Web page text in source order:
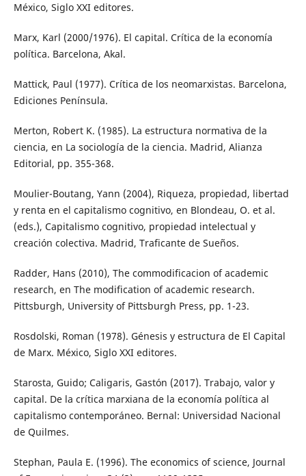
México, Siglo XXI editores.
Marx, Karl (2000/1976). El capital. Crítica de la economía
política. Barcelona, Akal.
Mattick, Paul (1977). Crítica de los neomarxistas. Barcelona,
Ediciones Península.
Merton, Robert K. (1985). La estructura normativa de la
ciencia, en La sociología de la ciencia. Madrid, Alianza
Editorial, pp. 355-368.
Moulier-Boutang, Yann (2004), Riqueza, propiedad, libertad
y renta en el capitalismo cognitivo, en Blondeau, O. et al.
(eds.), Capitalismo cognitivo, propiedad intelectual y
creación colectiva. Madrid, Traficante de Sueños.
Radder, Hans (2010), The commodificacion of academic
research, en The modification of academic research.
Pittsburgh, University of Pittsburgh Press, pp. 1-23.
Rosdolski, Roman (1978). Génesis y estructura de El Capital
de Marx. México, Siglo XXI editores.
Starosta, Guido; Caligaris, Gastón (2017). Trabajo, valor y
capital. De la crítica marxiana de la economía política al
capitalismo contemporáneo. Bernal: Universidad Nacional
de Quilmes.
Stephan, Paula E. (1996). The economics of science, Journal